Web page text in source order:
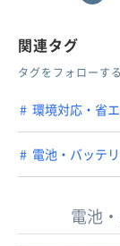
関連タグ
タグをフォローす
環境対応・省
電池・バッテ
電池